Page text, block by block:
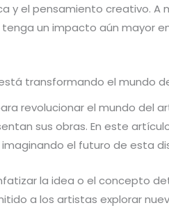
y el pensamiento creativo. A
un impacto aún mayor
transformando el mundo
revolucionar el mundo del
sus obras. En este
el futuro de esta
la idea o el concepto
a los artistas explorar